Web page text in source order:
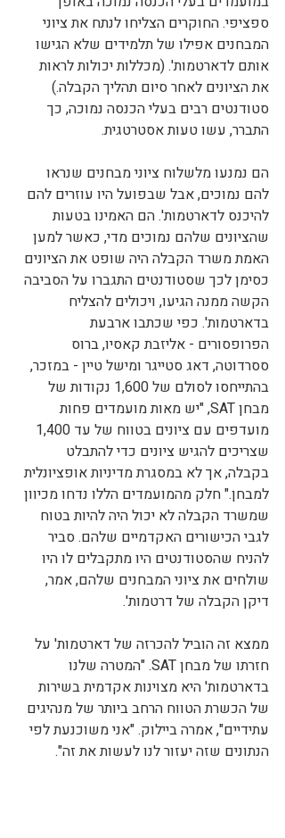
ספציפי. החוקרים הצליחו לנתח את ציוני
המבחנים אפילו של תלמידים שלא הגישו
אותם לדארטמות'. (מכללות יכולות לראות
את הציונים לאחר סיום תהליך הקבלה.)
סטודנטים רבים בעלי הכנסה נמוכה, כך
התברר, עשו טעות אסטרטגית.
הם נמנעו מלשלוח ציוני מבחנים שנראו
להם נמוכים, אבל שבפועל היו עוזרים להם
להיכנס לדארטמות'. הם האמינו בטעות
שהציונים שלהם נמוכים מדי, כאשר למען
האמת משרד הקבלה היה שופט את הציונים
כסימן לכך שסטודנטים התגברו על הסביבה
הקשה ממנה הגיעו, ויכולים להצליח
בדארטמות'. כפי שכתבו ארבעת
הפרופסורים - אליזבת קאסיו, ברוס
ססרדוטה, דאג סטייגר ומישל טיין - במזכר,
בהתייחסו לסולם של 1,600 נקודות של
מבחן SAT, "יש מאות מועמדים פחות
שצריכים להגיש ציונים כדי להתבלט
בקבלה, אך לא במסגרת מדיניות אופציונלית
למבחן." חלק מהמועמדים הללו נדחו מכיוון
שמשרד הקבלה לא יכול היה להיות בטוח
לגבי הכישורים האקדמיים שלהם. סביר
להניח שהסטודנטים היו מתקבלים לו היו
שולחים את ציוני המבחנים שלהם, אמר,
דיקן הקבלה של דרטמות'.
ממצא זה הוביל להכרזה של דארטמות' על
חזרתו של מבחן SAT. "המטרה שלנו
בדארטמות' היא מצוינות אקדמית בשירות
של הכשרת הטווח הרחב ביותר של מנהיגים
עתידיים", אמרה ביילוק. "אני משוכנעת לפי
הנתונים שזה יעזור לנו לעשות את זה".